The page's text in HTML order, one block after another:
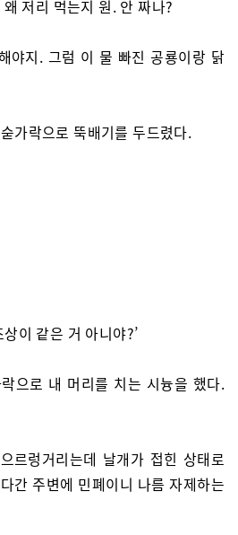
저리 먹는지 원. 안 짜나?
야지. 그럼 이 물 빠진 공룡이랑 닭
가락으로 뚝배기를 두드렸다.
이 같은 거 아니야?’
락으로 내 머리를 치는 시늉을 했다.
르렁거리는데 날개가 접힌 상태로
간 주변에 민폐이니 나름 자제하는